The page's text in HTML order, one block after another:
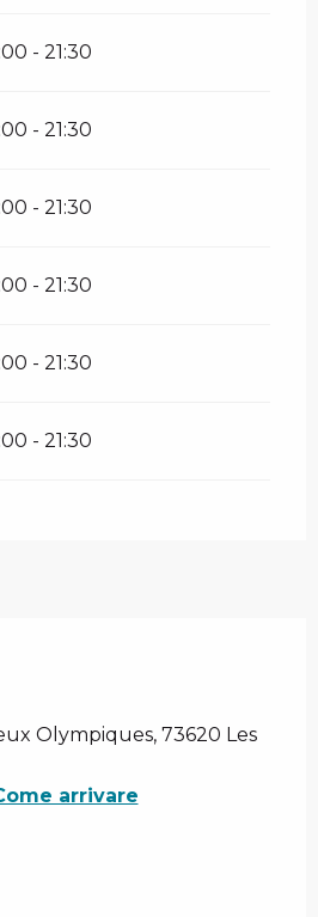
- 21:30
- 21:30
- 21:30
- 21:30
- 21:30
- 21:30
Olympiques, 73620 Les
arrivare